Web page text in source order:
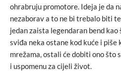
ohrabruju promotore. Ideja je da
nezaborav a to ne bi trebalo biti
jedan zaista legendaran bend kao
sviđa neka ostane kod kuće i
mrežama, ostali će dobiti ono što
i uspomenu za cijeli život.